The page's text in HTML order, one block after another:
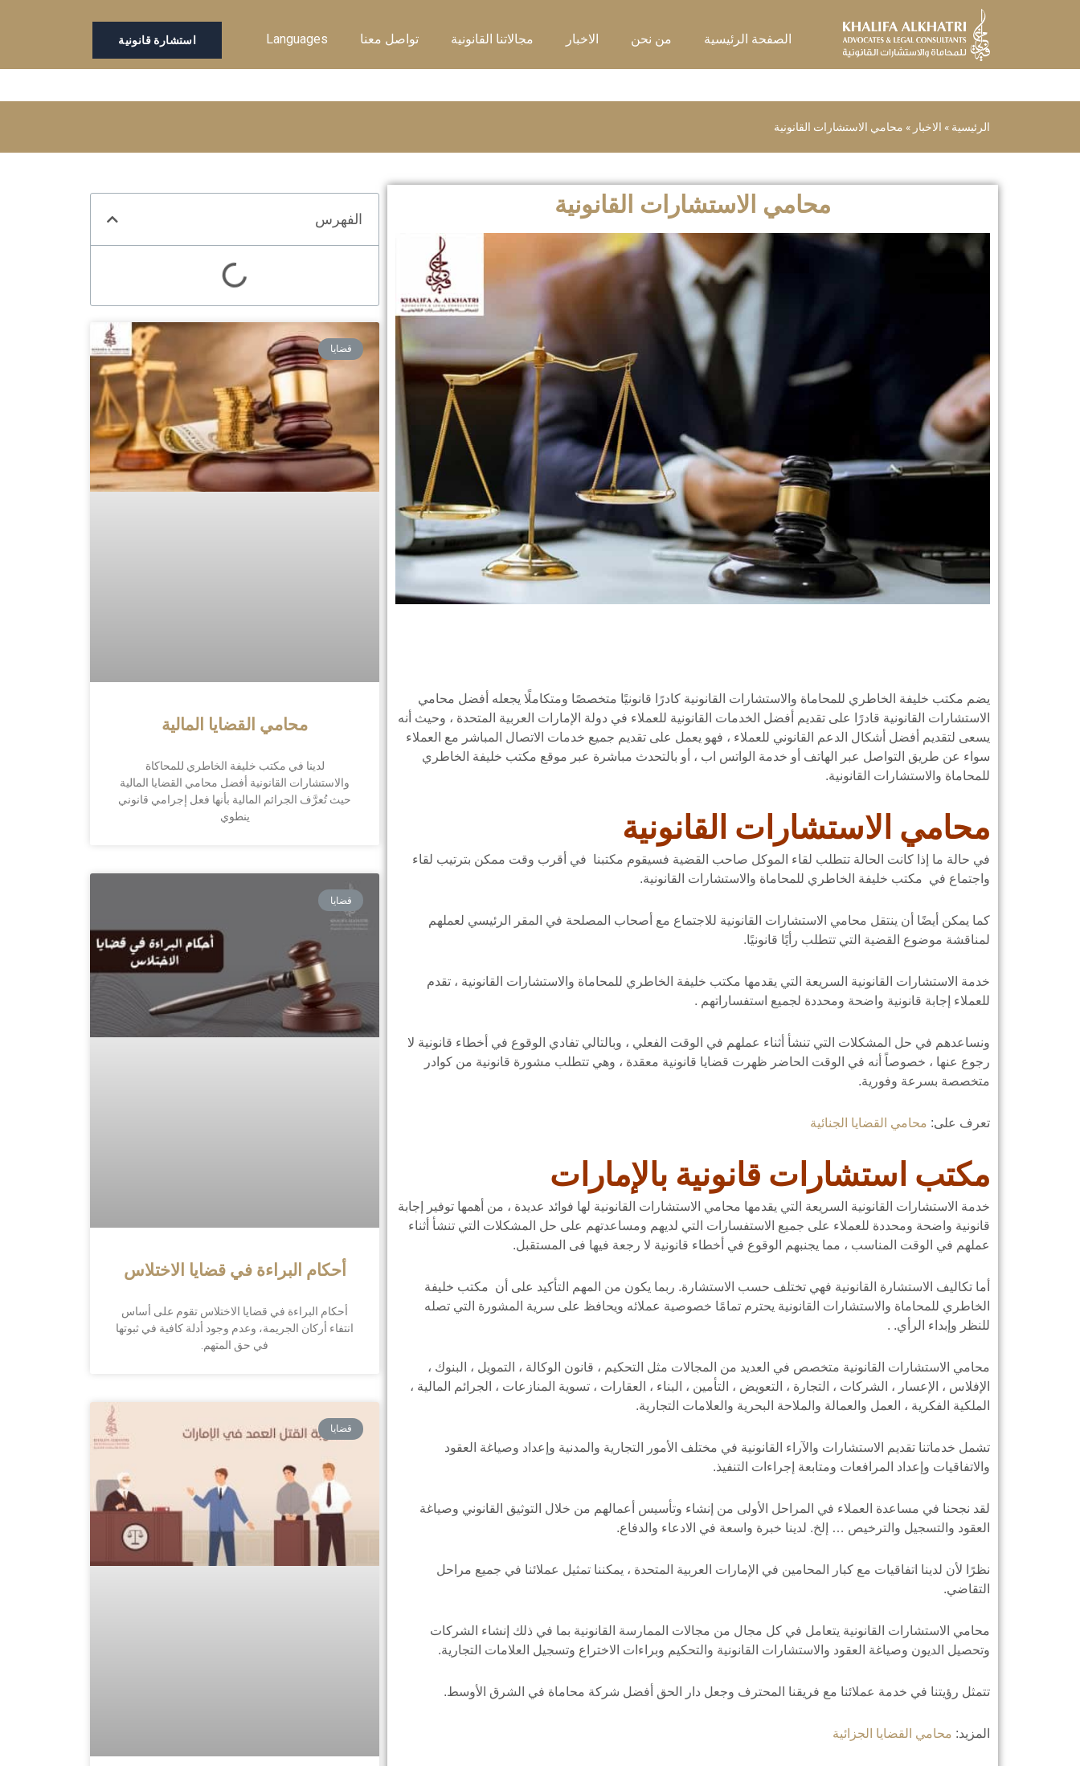
الصفحة الرئيسية من نحن الاخبار مجالاتنا القانونية تواصل معنا Languages استشارة قانونية
الرئيسية » الاخبار » محامي الاستشارات القانونية
محامي الاستشارات القانونية
يضم مكتب خليفة الخاطري للمحاماة والاستشارات القانونية كادرًا قانونيًا متخصصًا ومتكاملًا يجعله أفضل محامي
الاستشارات القانونية قادرًا على تقديم أفضل الخدمات القانونية للعملاء في دولة الإمارات العربية المتحدة ، وحيث أنه
يسعى لتقديم أفضل أشكال الدعم القانوني للعملاء ، فهو يعمل على تقديم جميع خدمات الاتصال المباشر مع العملاء
سواء عن طريق التواصل عبر الهاتف أو خدمة الواتس اب ، أو بالتحدث مباشرة عبر موقع مكتب خليفة الخاطري
للمحاماة والاستشارات القانونية.
محامي الاستشارات القانونية
في حالة ما إذا كانت الحالة تتطلب لقاء الموكل صاحب القضية فسيقوم مكتبنا في أقرب وقت ممكن بترتيب لقاء
واجتماع في مكتب خليفة الخاطري للمحاماة والاستشارات القانونية.
كما يمكن أيضًا أن ينتقل محامي الاستشارات القانونية للاجتماع مع أصحاب المصلحة في المقر الرئيسي لعملهم
لمناقشة موضوع القضية التي تتطلب رأيًا قانونيًا.
خدمة الاستشارات القانونية السريعة التي يقدمها مكتب خليفة الخاطري للمحاماة والاستشارات القانونية ، تقدم
للعملاء إجابة قانونية واضحة ومحددة لجميع استفساراتهم .
ونساعدهم في حل المشكلات التي تنشأ أثناء عملهم في الوقت الفعلي ، وبالتالي تفادي الوقوع في أخطاء قانونية لا
رجوع عنها ، خصوصاً أنه في الوقت الحاضر ظهرت قضايا قانونية معقدة ، وهي تتطلب مشورة قانونية من كوادر
متخصصة بسرعة وفورية.
تعرف على: محامي القضايا الجنائية
مكتب استشارات قانونية بالإمارات
خدمة الاستشارات القانونية السريعة التي يقدمها محامي الاستشارات القانونية لها فوائد عديدة ، من أهمها توفير إجابة
قانونية واضحة ومحددة للعملاء على جميع الاستفسارات التي لديهم ومساعدتهم على حل المشكلات التي تنشأ أثناء
عملهم في الوقت المناسب ، مما يجنبهم الوقوع في أخطاء قانونية لا رجعة فيها فى المستقبل.
أما تكاليف الاستشارة القانونية فهي تختلف حسب الاستشارة. ربما يكون من المهم التأكيد على أن مكتب خليفة
الخاطري للمحاماة والاستشارات القانونية يحترم تمامًا خصوصية عملائه ويحافظ على سرية المشورة التي تصله
للنظر وإبداء الرأي. .
محامي الاستشارات القانونية متخصص في العديد من المجالات مثل التحكيم ، قانون الوكالة ، التمويل ، البنوك ،
الإفلاس ، الإعسار ، الشركات ، التجارة ، التعويض ، التأمين ، البناء ، العقارات ، تسوية المنازعات ، الجرائم المالية ،
الملكية الفكرية ، العمل والعمالة والملاحة البحرية والعلامات التجارية.
تشمل خدماتنا تقديم الاستشارات والآراء القانونية في مختلف الأمور التجارية والمدنية وإعداد وصياغة العقود
والاتفاقيات وإعداد المرافعات ومتابعة إجراءات التنفيذ.
لقد نجحنا في مساعدة العملاء في المراحل الأولى من إنشاء وتأسيس أعمالهم من خلال التوثيق القانوني وصياغة
العقود والتسجيل والترخيص … إلخ. لدينا خبرة واسعة في الادعاء والدفاع.
نظرًا لأن لدينا اتفاقيات مع كبار المحامين في الإمارات العربية المتحدة ، يمكننا تمثيل عملائنا في جميع مراحل
التقاضي.
محامي الاستشارات القانونية يتعامل في كل مجال من مجالات الممارسة القانونية بما في ذلك إنشاء الشركات
وتحصيل الديون وصياغة العقود والاستشارات القانونية والتحكيم وبراءات الاختراع وتسجيل العلامات التجارية.
تتمثل رؤيتنا في خدمة عملائنا مع فريقنا المحترف وجعل دار الحق أفضل شركة محاماة في الشرق الأوسط.
المزيد: محامي القضايا الجزائية
الفهرس
قضايا
محامي القضايا المالية
لدينا في مكتب خليفة الخاطري للمحاكاة
والاستشارات القانونية أفضل محامي القضايا المالية
حيث تُعرَّف الجرائم المالية بأنها فعل إجرامي قانوني
ينطوي
قضايا
أحكام البراءة في قضايا الاختلاس
أحكام البراءة في قضايا الاختلاس تقوم على أساس
انتفاء أركان الجريمة، وعدم وجود أدلة كافية في ثبوتها
في حق المتهم.
قضايا